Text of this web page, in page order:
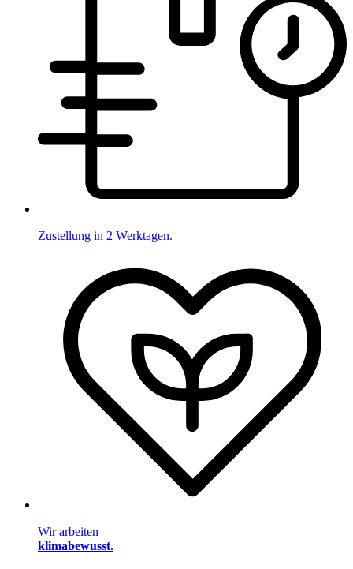
Zustellung in 2 Werktagen.
Wir arbeiten
klimabewusst.